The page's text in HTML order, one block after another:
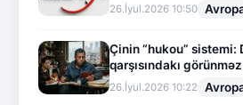
26.İyul.2026 10:50
Çinin “hukou” sistemi:
qarşısındakı
26.İyul.2026 10:22